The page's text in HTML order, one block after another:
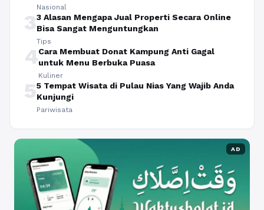
Nasional
33 Alasan Mengapa Jual Properti Secara Online
Bisa Sangat Menguntungkan
Tips
4Cara Membuat Donat Kampung Anti Gagal
untuk Menu Berbuka Puasa
Kuliner
55 Tempat Wisata di Pulau Nias Yang Wajib Anda
Kunjungi
Pariwisata
AD